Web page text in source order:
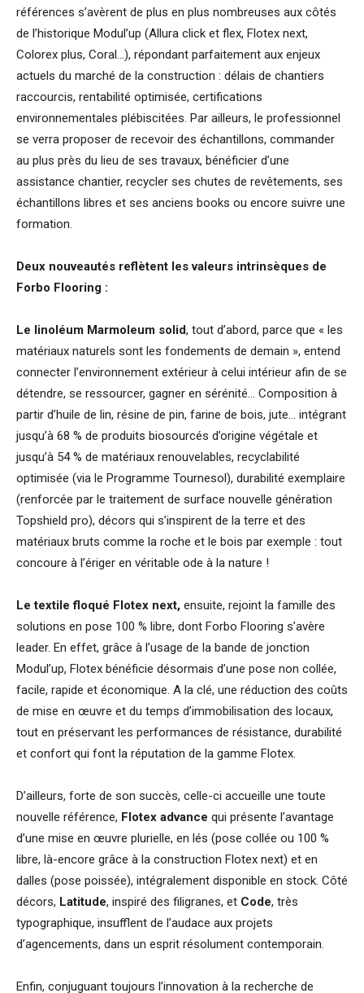
références s’avèrent de plus en plus nombreuses aux côtés
de l’historique Modul’up (Allura click et flex, Flotex next,
Colorex plus, Coral…), répondant parfaitement aux enjeux
actuels du marché de la construction : délais de chantiers
raccourcis, rentabilité optimisée, certifications
environnementales plébiscitées. Par ailleurs, le professionnel
se verra proposer de recevoir des échantillons, commander
au plus près du lieu de ses travaux, bénéficier d’une
assistance chantier, recycler ses chutes de revêtements, ses
échantillons libres et ses anciens books ou encore suivre une
formation.
Deux nouveautés reflètent les valeurs intrinsèques de
Forbo Flooring :
Le linoléum Marmoleum solid, tout d’abord, parce que « les
matériaux naturels sont les fondements de demain », entend
connecter l’environnement extérieur à celui intérieur afin de se
détendre, se ressourcer, gagner en sérénité… Composition à
partir d’huile de lin, résine de pin, farine de bois, jute… intégrant
jusqu’à 68 % de produits biosourcés d’origine végétale et
jusqu’à 54 % de matériaux renouvelables, recyclabilité
optimisée (via le Programme Tournesol), durabilité exemplaire
(renforcée par le traitement de surface nouvelle génération
Topshield pro), décors qui s’inspirent de la terre et des
matériaux bruts comme la roche et le bois par exemple : tout
concoure à l’ériger en véritable ode à la nature !
Le textile floqué Flotex next, ensuite, rejoint la famille des
solutions en pose 100 % libre, dont Forbo Flooring s’avère
leader. En effet, grâce à l’usage de la bande de jonction
Modul’up, Flotex bénéficie désormais d’une pose non collée,
facile, rapide et économique. A la clé, une réduction des coûts
de mise en œuvre et du temps d’immobilisation des locaux,
tout en préservant les performances de résistance, durabilité
et confort qui font la réputation de la gamme Flotex.
D’ailleurs, forte de son succès, celle-ci accueille une toute
nouvelle référence, Flotex advance qui présente l’avantage
d’une mise en œuvre plurielle, en lés (pose collée ou 100 %
libre, là-encore grâce à la construction Flotex next) et en
dalles (pose poissée), intégralement disponible en stock. Côté
décors, Latitude, inspiré des filigranes, et Code, très
typographique, insufflent de l’audace aux projets
d’agencements, dans un esprit résolument contemporain.
Enfin, conjuguant toujours l’innovation à la recherche de